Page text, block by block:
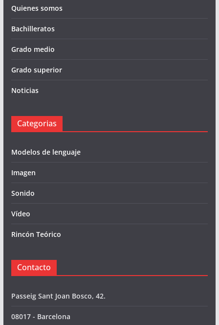
Quienes somos
Bachilleratos
Grado medio
Grado superior
Noticias
Categorias
Modelos de lenguaje
Imagen
Sonido
Vídeo
Rincón Teórico
Contacto
Passeig Sant Joan Bosco, 42.
08017 - Barcelona